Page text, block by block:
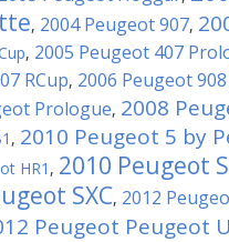
, 2004 Peugeot 907,
, 2005 Peugeot 407
RCup, 2006 Peugeot 908
Prologue, 2008
, 2010 Peugeot 5 by
HR1 , 2010 Peugeot
SXC, 2012
Peugeot Peugeot